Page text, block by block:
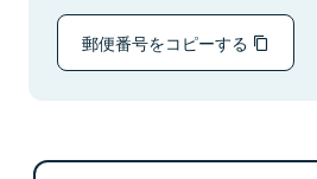
郵便番号をコピーする